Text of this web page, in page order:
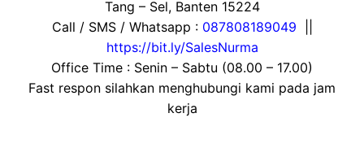
Tang – Sel, Banten 15224
Call / SMS / Whatsapp : 087808189049
https://bit.ly/SalesNurma
Office Time : Senin – Sabtu (08.00 – 17.00)
Fast respon silahkan menghubungi kami pada jam
kerja